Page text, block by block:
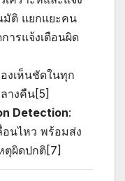
มัติ แยกแยะคน
ารแจ้งเตือนผิด
งเห็นชัดในทุก
างคืน[5]
Detection:
อนไหว พร้อมส่ง
ตุผิดปกติ[7]